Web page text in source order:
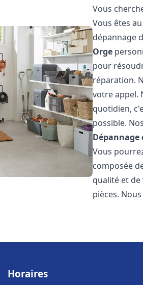
Vous
Vous êtes
dépannage
Orge
pour
réparation.
votre appel.
quotidien,
possible.
Vous
composée
qualité et
pièces.
Horaires